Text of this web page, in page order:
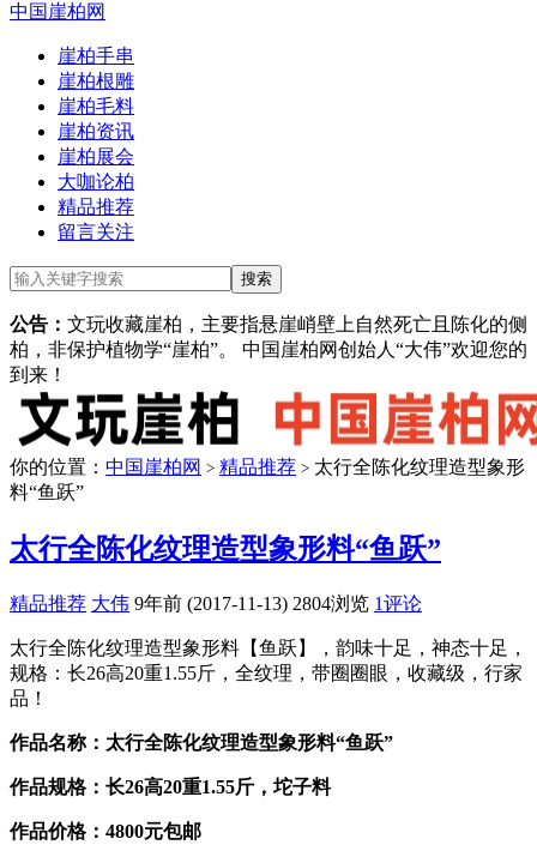
中国崖柏网
崖柏手串
崖柏根雕
崖柏毛料
崖柏资讯
崖柏展会
大咖论柏
精品推荐
留言关注
公告： 文玩收藏崖柏，主要指悬崖峭壁上自然死亡且陈化的侧
柏，非保护植物学“崖柏”。 中国崖柏网创始人“大伟”欢迎您的
到来！
你的位置： 中国崖柏网 > 精品推荐 > 太行全陈化纹理造型象形
料“鱼跃”
太行全陈化纹理造型象形料“鱼跃”
精品推荐 大伟 9年前 (2017-11-13) 2804浏览 1评论
太行全陈化纹理造型象形料【鱼跃】，韵味十足，神态十足，
规格：长26高20重1.55斤，全纹理，带圈圈眼，收藏级，行家
品！
作品名称：太行全陈化纹理造型象形料“鱼跃”
作品规格：长26高20重1.55斤，坨子料
作品价格：4800元包邮